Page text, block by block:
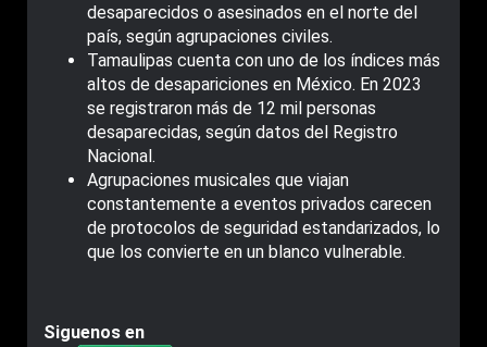
desaparecidos o asesinados en el norte del
país, según agrupaciones civiles.
Tamaulipas cuenta con uno de los índices más
altos de desapariciones en México. En 2023
se registraron más de 12 mil personas
desaparecidas, según datos del Registro
Nacional.
Agrupaciones musicales que viajan
constantemente a eventos privados carecen
de protocolos de seguridad estandarizados, lo
que los convierte en un blanco vulnerable.
Siguenos en